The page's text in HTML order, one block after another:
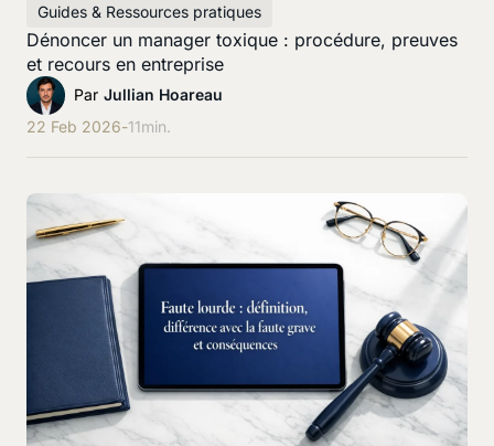
Guides & Ressources pratiques
Dénoncer un manager toxique : procédure, preuves
et recours en entreprise
Par Jullian Hoareau
22 Feb 2026-11min.